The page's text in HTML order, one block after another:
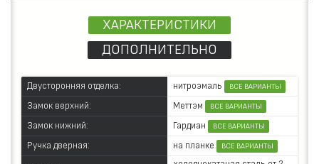
ХАРАКТЕРИСТИКИ
ДОПОЛНИТЕЛЬНО
Двусторонняя отделка: нитроэмаль ВСЕ ВАРИАНТЫ
Замок верхний: Меттэм ВСЕ ВАРИАНТЫ
Замок нижний: Гардиан ВСЕ ВАРИАНТЫ
Ручка дверная: на планке ВСЕ ВАРИАНТЫ